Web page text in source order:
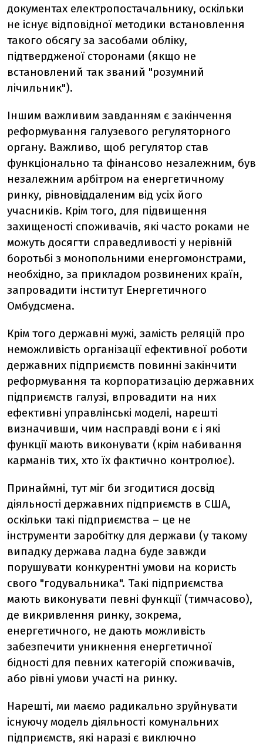
документах електропостачальнику, оскільки
не існує відповідної методики встановлення
такого обсягу за засобами обліку,
підтвердженої сторонами (якщо не
встановлений так званий "розумний
лічильник").
Іншим важливим завданням є закінчення
реформування галузевого регуляторного
органу. Важливо, щоб регулятор став
функціонально та фінансово незалежним, був
незалежним арбітром на енергетичному
ринку, рівновіддаленим від усіх його
учасників. Крім того, для підвищення
захищеності споживачів, які часто роками не
можуть досягти справедливості у нерівній
боротьбі з монопольними енергомонстрами,
необхідно, за прикладом розвинених країн,
запровадити інститут Енергетичного
Омбудсмена.
Крім того державні мужі, замість реляцій про
неможливість організації ефективної роботи
державних підприємств повинні закінчити
реформування та корпоратизацію державних
підприємств галузі, впровадити на них
ефективні управлінські моделі, нарешті
визначивши, чим насправді вони є і які
функції мають виконувати (крім набивання
карманів тих, хто їх фактично контролює).
Принаймні, тут міг би згодитися досвід
діяльності державних підприємств в США,
оскільки такі підприємства – це не
інструменти заробітку для держави (у такому
випадку держава ладна буде завжди
порушувати конкурентні умови на користь
свого "годувальника". Такі підприємства
мають виконувати певні функції (тимчасово),
де викривлення ринку, зокрема,
енергетичного, не дають можливість
забезпечити уникнення енергетичної
бідності для певних категорій споживачів,
або рівні умови участі на ринку.
Нарешті, ми маємо радикально зруйнувати
існуючу модель діяльності комунальних
підприємств, які наразі є виключно